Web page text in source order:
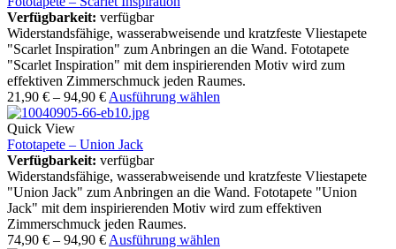
Verfügbarkeit: verfügbar
Widerstandsfähige, wasserabweisende und kratzfeste Vliestapete
"Scarlet Inspiration" zum Anbringen an die Wand. Fototapete
"Scarlet Inspiration" mit dem inspirierenden Motiv wird zum
effektiven Zimmerschmuck jeden Raumes.
21,90 € – 94,90 € Ausführung wählen
Quick View
Fototapete – Union Jack
Verfügbarkeit: verfügbar
Widerstandsfähige, wasserabweisende und kratzfeste Vliestapete
"Union Jack" zum Anbringen an die Wand. Fototapete "Union
Jack" mit dem inspirierenden Motiv wird zum effektiven
Zimmerschmuck jeden Raumes.
74,90 € – 94,90 € Ausführung wählen